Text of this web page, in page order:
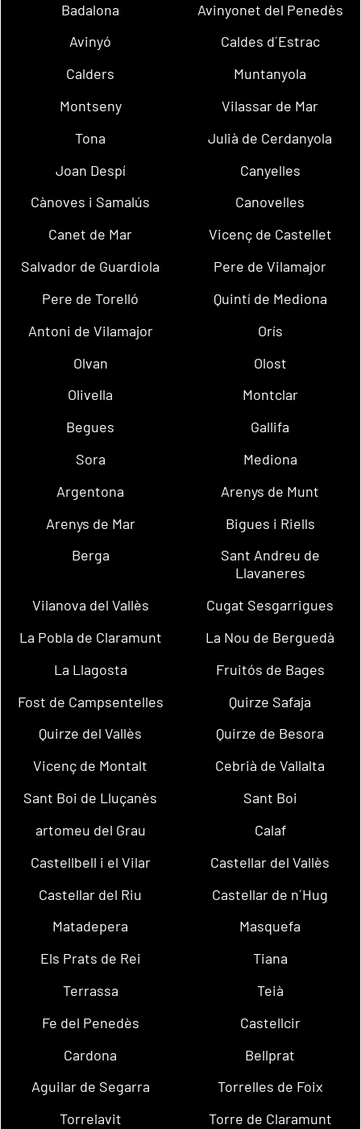
Badalona
Avinyonet del Penedès
Avinyó
Caldes d´Estrac
Calders
Muntanyola
Montseny
Vilassar de Mar
Tona
Julià de Cerdanyola
Joan Despí
Canyelles
Cànoves i Samalús
Canovelles
Canet de Mar
Vicenç de Castellet
Salvador de Guardiola
Pere de Vilamajor
Pere de Torelló
Quintí de Mediona
Antoni de Vilamajor
Orís
Olvan
Olost
Olivella
Montclar
Begues
Gallifa
Sora
Mediona
Argentona
Arenys de Munt
Arenys de Mar
Bigues i Riells
Berga
Sant Andreu de
Llavaneres
Vilanova del Vallès
Cugat Sesgarrigues
La Pobla de Claramunt
La Nou de Berguedà
La Llagosta
Fruitós de Bages
Fost de Campsentelles
Quirze Safaja
Quirze del Vallès
Quirze de Besora
Vicenç de Montalt
Cebrià de Vallalta
Sant Boi de Lluçanès
Sant Boi
artomeu del Grau
Calaf
Castellbell i el Vilar
Castellar del Vallès
Castellar del Riu
Castellar de n´Hug
Matadepera
Masquefa
Els Prats de Rei
Tiana
Terrassa
Teià
Fe del Penedès
Castellcir
Cardona
Bellprat
Aguilar de Segarra
Torrelles de Foix
Torrelavit
Torre de Claramunt